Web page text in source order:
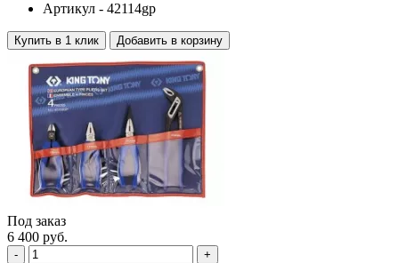
Артикул - 42114gp
Купить в 1 клик Добавить в корзину
Под заказ
6 400 руб.
- +